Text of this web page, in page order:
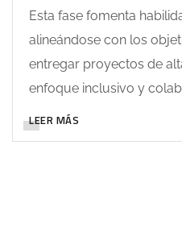
Esta fase fomenta
alineándose con los
entregar proyectos de
enfoque inclusivo y
LEER MÁS